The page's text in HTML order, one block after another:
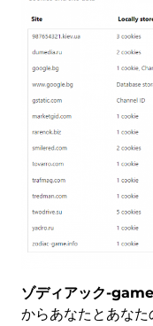
ゾディアック-
からあなたとあな